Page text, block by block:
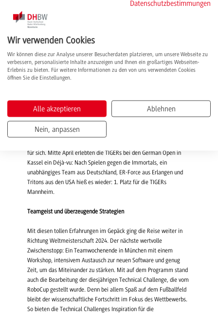
Eindhoven/Niederlande und stellt ihr Wissen rund um KI-gestützte
Roboter unter Beweis. Nach top Ergebnissen in den
Vorbereitungsspielen u. a. bei den German Open ist die Vorfreude
auf den internationalen Wettbewerb riesig.
Ungeschlagen bei den Schubert Open und bei den German Open
Mehrere Monate hatten die TIGERs an ihren Robotern getüftelt und
Mitglieder hatten so die Gelegenheit, die kleinen Tiger im
Wettkampf zu erleben, Daten zu erheben und zu prüfen, wie
zukunftsfähig die Innovationen sind. Und: Erste Erfolge zu feiern!
Die Mannheimer behaupteten sich gegen die Robotics Erlangen
für sich. Mitte April erlebten die TIGERs bei den German Open in
Kassel ein Déjà-vu: Nach Spielen gegen die Immortals, ein
unabhängiges Team aus Deutschland, ER-Force aus Erlangen und
Tritons aus den USA hieß es wieder: 1. Platz für die TIGERs
Mannheim.
Teamgeist und überzeugende Strategien
Mit diesen tollen Erfahrungen im Gepäck ging die Reise weiter in
Richtung Weltmeisterschaft 2024. Der nächste wertvolle
Zwischenstopp: Ein Teamwochenende in München mit einem
Workshop, intensivem Austausch zur neuen Software und genug
Zeit, um das Miteinander zu stärken. Mit auf dem Programm stand
auch die Bearbeitung der diesjährigen Technical Challenge, die vom
RoboCup gestellt wurde. Denn bei allem Spaß auf dem Fußballfeld
bleibt der wissenschaftliche Fortschritt im Fokus des Wettbewerbs.
So bieten die Technical Challenges Inspiration für die
Datenschutzbestimmungen
Wir verwenden Cookies
Wir können diese zur Analyse unserer Besucherdaten platzieren, um unsere Webseite zu
verbessern, personalisierte Inhalte anzuzeigen und Ihnen ein großartiges Webseiten-
Erlebnis zu bieten. Für weitere Informationen zu den von uns verwendeten Cookies
öffnen Sie die Einstellungen.
Alle akzeptieren Ablehnen
Nein, anpassen